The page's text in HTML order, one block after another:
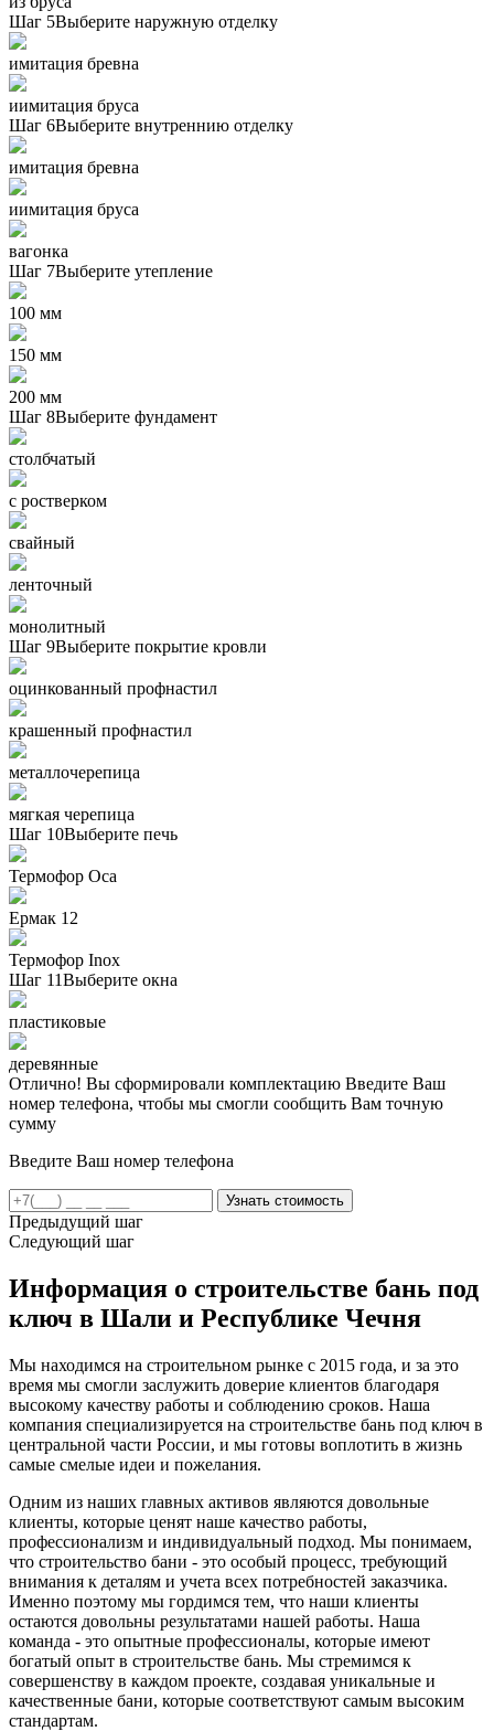
Шаг 5Выберите наружную отделку
имитация бревна
иимитация бруса
Шаг 6Выберите внутреннию отделку
имитация бревна
иимитация бруса
вагонка
Шаг 7Выберите утепление
100 мм
150 мм
200 мм
Шаг 8Выберите фундамент
столбчатый
с ростверком
свайный
ленточный
монолитный
Шаг 9Выберите покрытие кровли
оцинкованный профнастил
крашенный профнастил
металлочерепица
мягкая черепица
Шаг 10Выберите печь
Термофор Oса
Ермак 12
Термофор Inox
Шаг 11Выберите окна
пластиковые
деревянные
Отлично! Вы сформировали комплектацию Введите Ваш
номер телефона, чтобы мы смогли сообщить Вам точную
сумму
Введите Ваш номер телефона
Предыдущий шаг
Следующий шаг
Информация о строительстве бань под
ключ в Шали и Республике Чечня
Мы находимся на строительном рынке с 2015 года, и за это
время мы смогли заслужить доверие клиентов благодаря
высокому качеству работы и соблюдению сроков. Наша
компания специализируется на строительстве бань под ключ в
центральной части России, и мы готовы воплотить в жизнь
самые смелые идеи и пожелания.
Одним из наших главных активов являются довольные
клиенты, которые ценят наше качество работы,
профессионализм и индивидуальный подход. Мы понимаем,
что строительство бани - это особый процесс, требующий
внимания к деталям и учета всех потребностей заказчика.
Именно поэтому мы гордимся тем, что наши клиенты
остаются довольны результатами нашей работы. Наша
команда - это опытные профессионалы, которые имеют
богатый опыт в строительстве бань. Мы стремимся к
совершенству в каждом проекте, создавая уникальные и
качественные бани, которые соответствуют самым высоким
стандартам.